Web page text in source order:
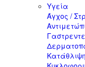
Υγεία
Άγχος /
Κατάθλιψη